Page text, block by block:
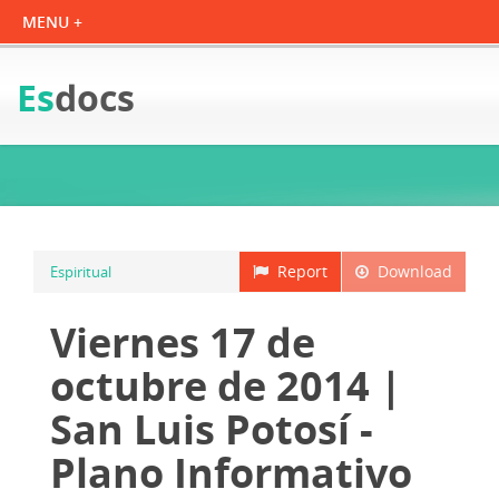
Esdocs
Download
Report
Espiritual
Viernes 17 de
octubre de 2014 |
San Luis Potosí -
Plano Informativo